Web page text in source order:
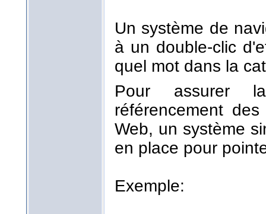
Un système de
à un double-clic
quel mot dans la
Pour assurer
référencement
Web, un système
en place pour
Exemple: